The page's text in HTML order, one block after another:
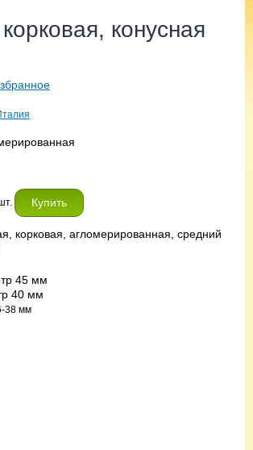
конусная
корковая, агломерированная, средний
45 мм
40 мм
38 мм